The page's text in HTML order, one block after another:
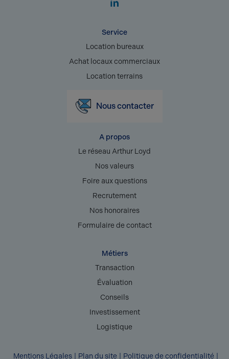
Service
Location bureaux
Achat locaux commerciaux
Location terrains
Nous contacter
A propos
Le réseau Arthur Loyd
Nos valeurs
Foire aux questions
Recrutement
Nos honoraires
Formulaire de contact
Métiers
Transaction
Évaluation
Conseils
Investissement
Logistique
Mentions Légales Plan du site Politique de confidentialité